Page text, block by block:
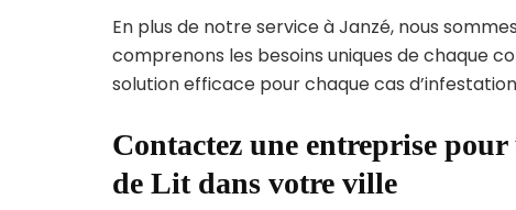
En plus de notre service à Janzé, nous
comprenons les besoins uniques de chaque
solution efficace pour chaque cas
Contactez une entreprise
de Lit dans votre ville